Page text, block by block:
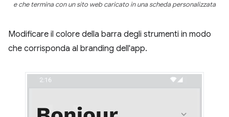
e che termina con un sito web caricato in una scheda personalizzata
Modificare il colore della barra degli strumenti in modo
che corrisponda al branding dell'app.